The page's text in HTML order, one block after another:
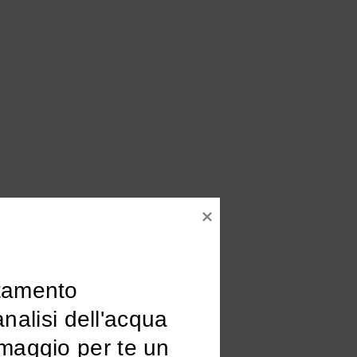
per te un